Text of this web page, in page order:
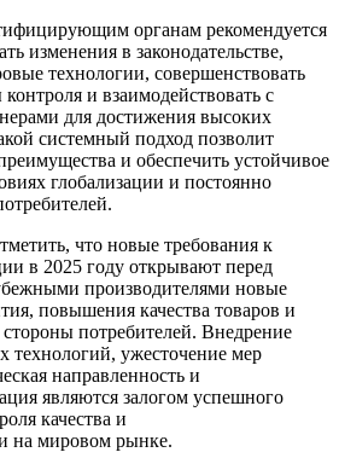
органам рекомендуется
изменения в законодательстве,
технологии, совершенствовать
и взаимодействовать с
для достижения высоких
системный подход позволит
и обеспечить устойчивое
глобализации и постоянно
что новые требования к
в 2025 году открывают перед
производителями новые
повышения качества товаров и
потребителей. Внедрение
ужесточение мер
направленность и
являются залогом успешного
качества и
на мировом рынке.